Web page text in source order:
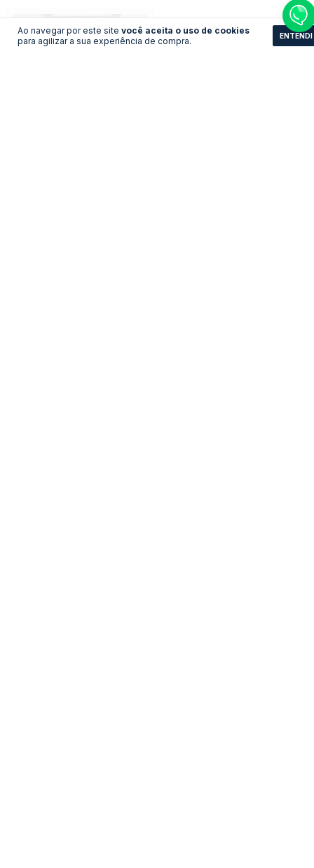
Ao navegar por este site você aceita o uso de cookies
para agilizar a sua experiência de compra.
ENTENDI